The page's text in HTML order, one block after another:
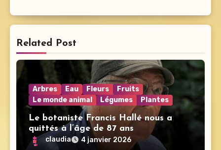
Related Post
Arbres Eau Fleurs
Fruits
Le monde animal
Légumes Plantes
Le botaniste Francis Hallé nous a
quittés à l’âge de 87 ans
claudia 4 janvier 2026